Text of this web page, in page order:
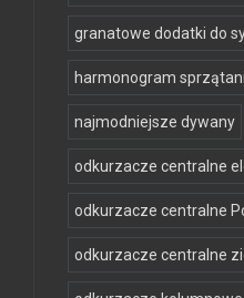
granatowe dodatki do
harmonogram
najmodniejsze dywany
odkurzacze centralne
odkurzacze centralne
odkurzacze centralne